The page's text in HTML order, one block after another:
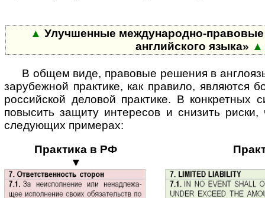
▲ Улучшенные международно-
английского языка» ▲
В общем виде, правовые решения в
зарубежной практике, как правило, являются
российской деловой практике. В конкретных
повысить защиту интересов и снизить
следующих примерах:
Практика в РФ
▼